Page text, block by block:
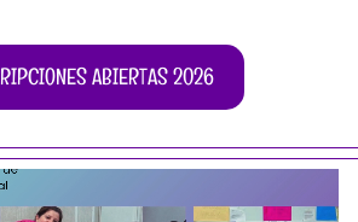
ABIERTAS 2026